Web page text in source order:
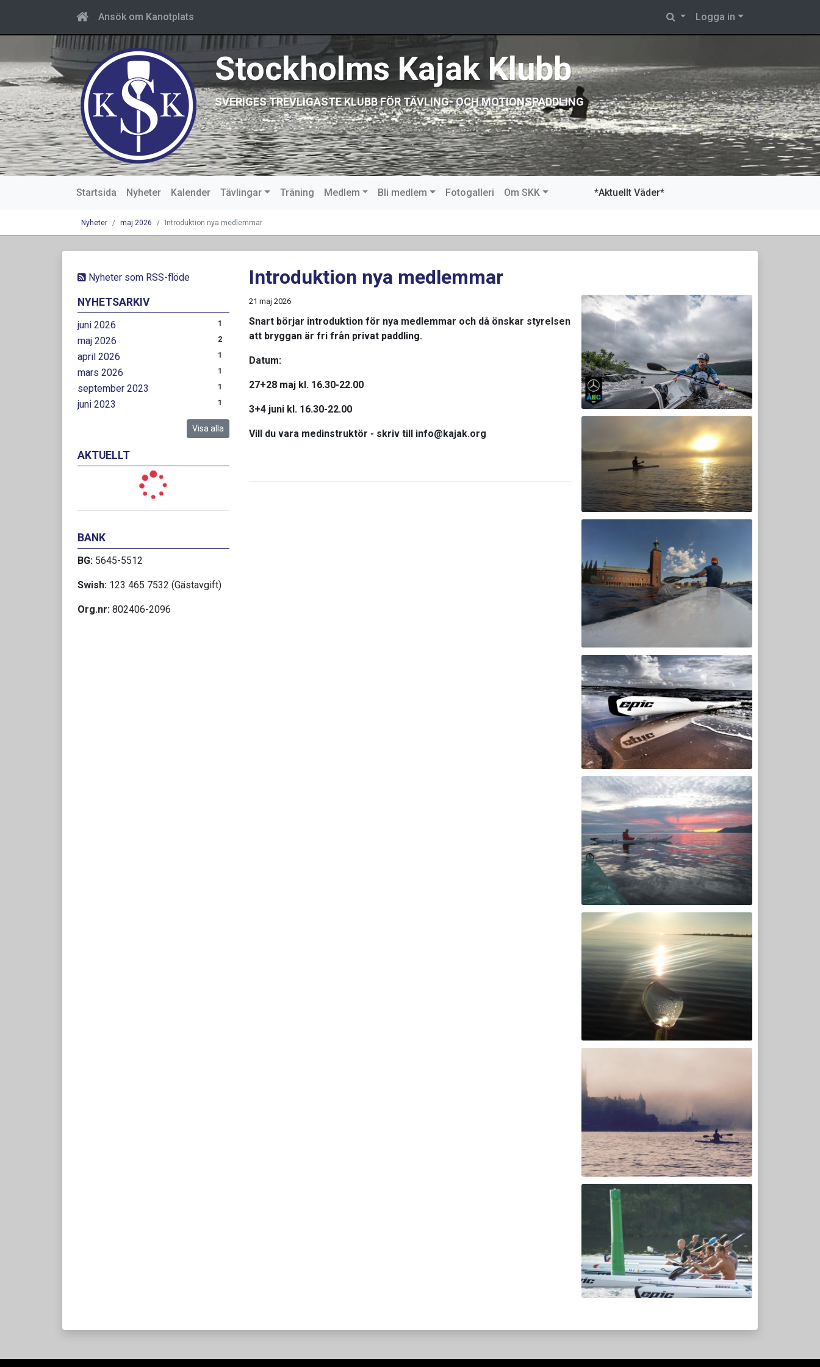
Ansök om Kanotplats Logga in
Stockholms Kajak Klubb
SVERIGES TREVLIGASTE KLUBB FÖR TÄVLING- OCH MOTIONSPADDLING
Startsida Nyheter Kalender Tävlingar Träning Medlem Bli medlem Fotogalleri Om SKK *Aktuellt Väder*
Nyheter maj 2026 Introduktion nya medlemmar
Nyheter som RSS-flöde
NYHETSARKIV
juni 2026 1
maj 2026 2
april 2026 1
mars 2026 1
september 2023 1
juni 2023 1
Visa alla
AKTUELLT
BANK
BG: 5645-5512
Swish: 123 465 7532 (Gästavgift)
Org.nr: 802406-2096
Introduktion nya medlemmar
21 maj 2026
Snart börjar introduktion för nya medlemmar och då önskar styrelsen
att bryggan är fri från privat paddling.
Datum:
27+28 maj kl. 16.30-22.00
3+4 juni kl. 16.30-22.00
Vill du vara medinstruktör - skriv till info@kajak.org